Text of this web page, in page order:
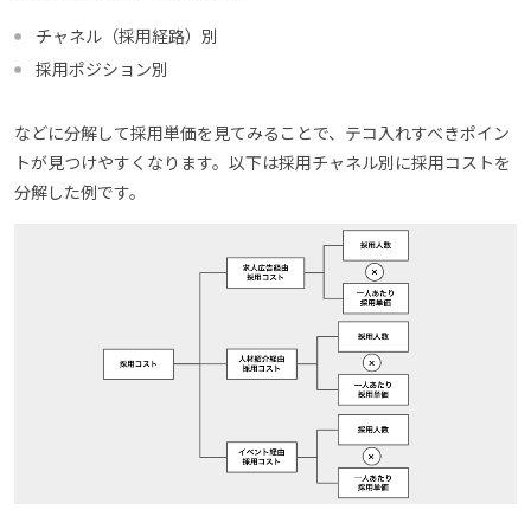
チャネル（採用経路）別
採用ポジション別
などに分解して採用単価を見てみることで、テコ入れすべきポイン
トが見つけやすくなります。以下は採用チャネル別に採用コストを
分解した例です。